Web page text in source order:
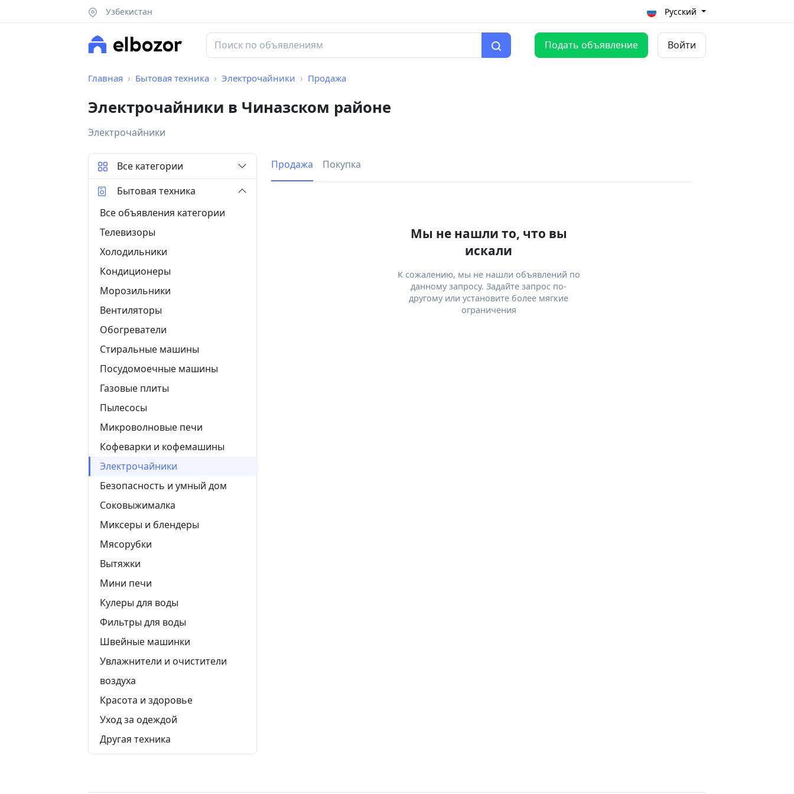
Узбекистан Русский
Подать объявление Войти
Главная Бытовая техника Электрочайники Продажа
Электрочайники в Чиназском районе
Электрочайники
Продажа Покупка
Мы не нашли то, что вы
искали
К сожалению, мы не нашли объявлений по
данному запросу. Задайте запрос по-
другому или установите более мягкие
ограничения
Все категории
Бытовая техника
Все объявления категории
Телевизоры
Холодильники
Кондиционеры
Морозильники
Вентиляторы
Обогреватели
Стиральные машины
Посудомоечные машины
Газовые плиты
Пылесосы
Микроволновые печи
Кофеварки и кофемашины
Электрочайники
Безопасность и умный дом
Соковыжималка
Миксеры и блендеры
Мясорубки
Вытяжки
Мини печи
Кулеры для воды
Фильтры для воды
Швейные машинки
Увлажнители и очистители
воздуха
Красота и здоровье
Уход за одеждой
Другая техника